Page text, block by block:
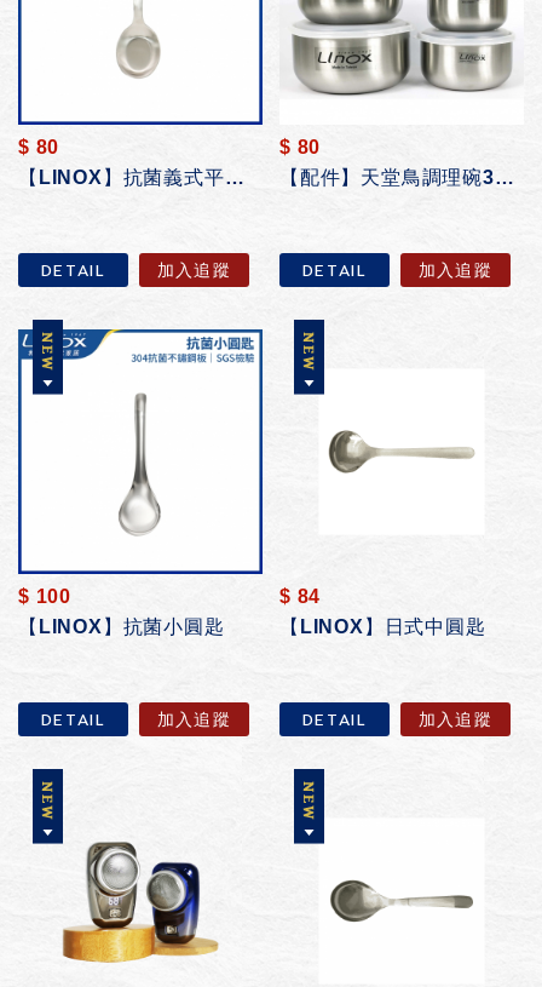
$ 80
【LINOX】抗菌義式平底匙
DETAIL 加入追蹤
$ 80
【配件】天堂鳥調理碗304/316/抗菌材質
DETAIL 加入追蹤
$ 100
【LINOX】抗菌小圓匙
DETAIL 加入追蹤
$ 84
【LINOX】日式中圓匙
DETAIL 加入追蹤